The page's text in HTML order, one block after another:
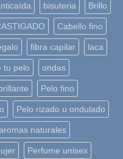
bisuteria Brillo
Cabello fino
fibra capilar laca
tu pelo ondas
Pelo fino
Pelo rizado u ondulado
naturales
Perfume unisex